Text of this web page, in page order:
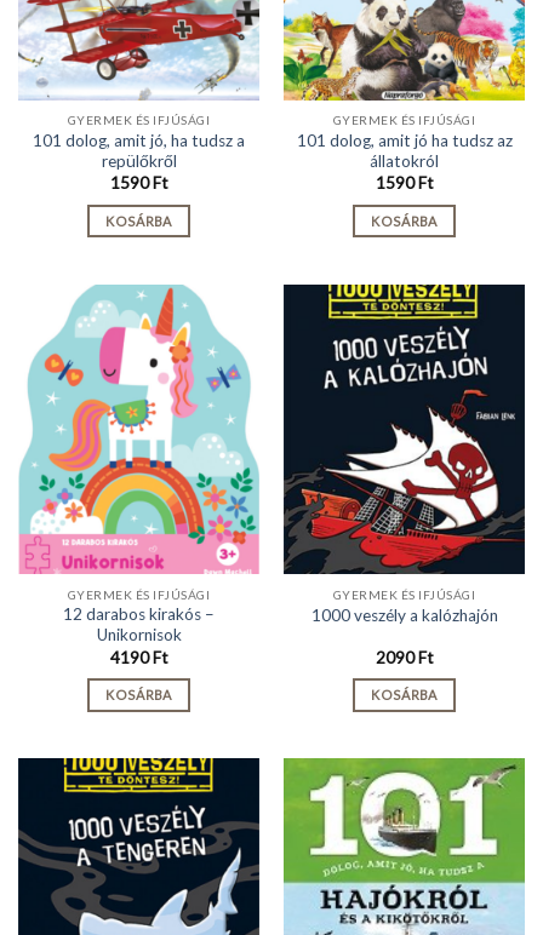
GYERMEK ÉS IFJÚSÁGI
101 dolog, amit jó, ha tudsz a
repülőkről
1590Ft
KOSÁRBA
GYERMEK ÉS IFJÚSÁGI
101 dolog, amit jó ha tudsz az
állatokról
1590Ft
KOSÁRBA
GYERMEK ÉS IFJÚSÁGI
12 darabos kirakós –
Unikornisok
4190Ft
KOSÁRBA
GYERMEK ÉS IFJÚSÁGI
1000 veszély a kalózhajón
2090Ft
KOSÁRBA